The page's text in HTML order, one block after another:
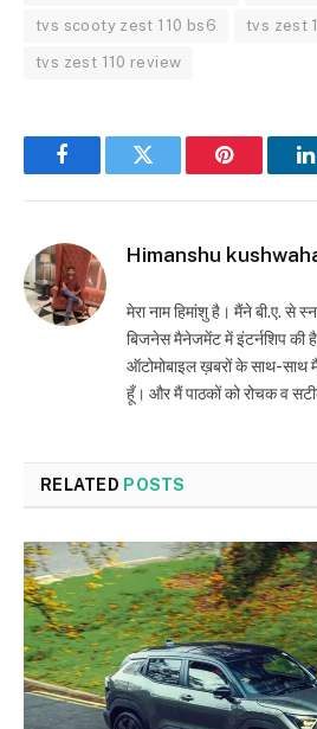
tvs scooty zest 110 bs6 tvs zest
tvs zest 110 review
FacebookTwitter Pinterest
Himanshu
मेरा नाम हिमांशु है। मैंने बी.ए. से
बिजनेस मैनेजमेंट में इंटर्नशिप
ऑटोमोबाइल ख़बरों के साथ-साथ
हूँ। और मैं पाठकों को रोचक व
RELATED POSTS